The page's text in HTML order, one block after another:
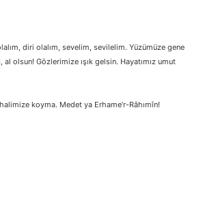
diri olalım, sevelim, sevilelim. Yüzümüze gene
olsun! Gözlerimize ışık gelsin. Hayatımız umut
koyma. Medet ya Erhame’r-Râhımîn!